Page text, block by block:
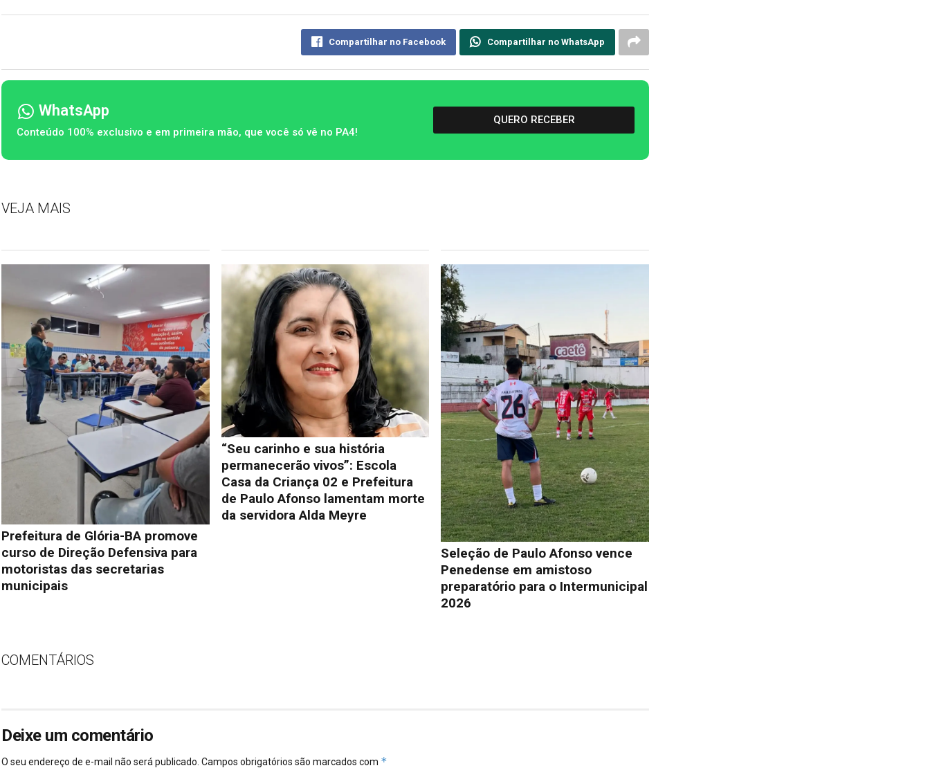
Compartilhar no Facebook Compartilhar no WhatsApp
WhatsApp
Conteúdo 100% exclusivo e em primeira mão, que você só vê no PA4!
QUERO RECEBER
VEJA MAIS
Prefeitura de Glória-BA promove
curso de Direção Defensiva para
motoristas das secretarias
municipais
“Seu carinho e sua história
permanecerão vivos”: Escola
Casa da Criança 02 e Prefeitura
de Paulo Afonso lamentam morte
da servidora Alda Meyre
Seleção de Paulo Afonso vence
Penedense em amistoso
preparatório para o Intermunicipal
2026
COMENTÁRIOS
Deixe um comentário
O seu endereço de e-mail não será publicado. Campos obrigatórios são marcados com *